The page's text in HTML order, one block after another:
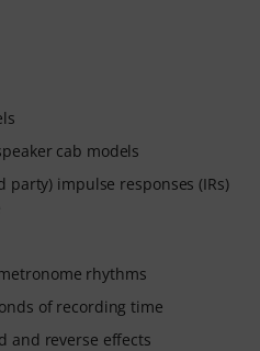
cab models
impulse responses (IRs)
rhythms
of recording time
and reverse effects